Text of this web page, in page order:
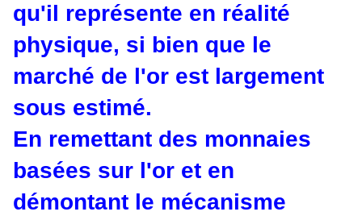
qu'il représente en réalité
physique, si bien que le
marché de l'or est largement
sous estimé.
En remettant des monnaies
basées sur l'or et en
démontant le mécanisme